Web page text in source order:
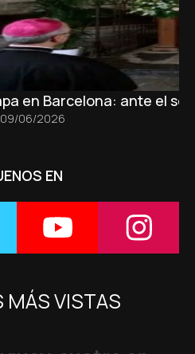
en Barcelona: ante el
09/06/2026
EN
MÁS VISTAS